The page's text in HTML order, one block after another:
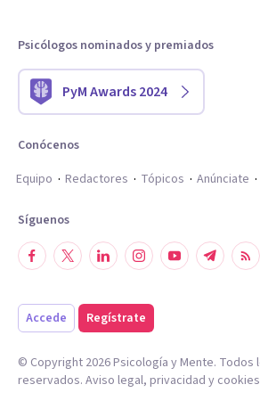
Psicólogos nominados y premiados
PyM Awards 2024
Conócenos
Equipo
Redactores Tópicos Anúnciate
Síguenos
Accede Regístrate
© Copyright 2026Psicología y Mente. Todos
reservados. Aviso legal, privacidad y cookies